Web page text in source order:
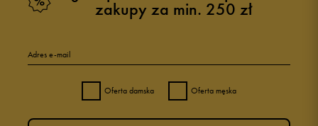
zakupy za min. 250 zł
Adres e-mail
Oferta damska Oferta męska